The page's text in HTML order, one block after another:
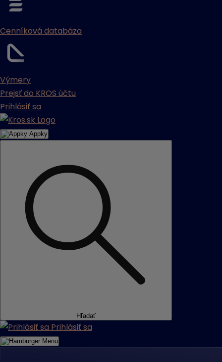
Cenníková databáza
Výmery
Prejsť do KROS účtu
Prihlásiť sa
Appky
Hľadať
Prihlásiť sa
Menu